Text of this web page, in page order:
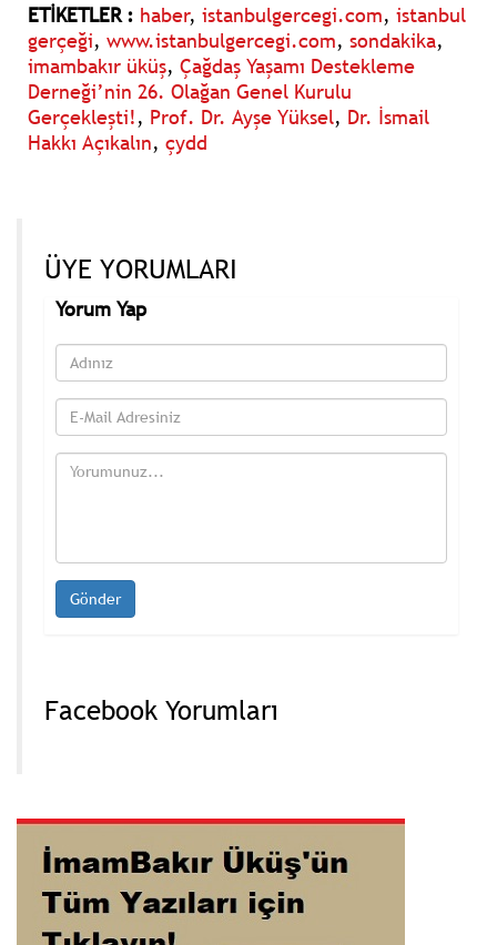
ETİKETLER : haber, istanbulgercegi.com, istanbul
gerçeği, www.istanbulgercegi.com, sondakika,
imambakır üküş, Çağdaş Yaşamı Destekleme
Derneği’nin 26. Olağan Genel Kurulu
Gerçekleşti!, Prof. Dr. Ayşe Yüksel, Dr. İsmail
Hakkı Açıkalın, çydd
ÜYE YORUMLARI
Yorum Yap
Facebook Yorumları